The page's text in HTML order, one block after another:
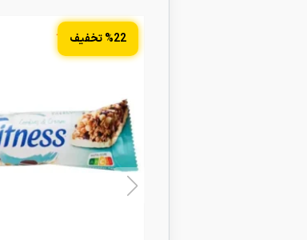
%22 تخفیف
2 عدد در انبار